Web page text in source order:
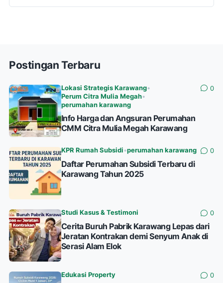
Postingan Terbaru
Lokasi Strategis Karawang•
Perum Citra Mulia Megah•
perumahan karawang
0
Info Harga dan Angsuran Perumahan
CMM Citra Mulia Megah Karawang
KPR Rumah Subsidi •perumahan karawang 0
Daftar Perumahan Subsidi Terbaru di
Karawang Tahun 2025
Studi Kasus & Testimoni 0
Cerita Buruh Pabrik Karawang Lepas dari
Jeratan Kontrakan demi Senyum Anak di
Serasi Alam Elok
Edukasi Property 0